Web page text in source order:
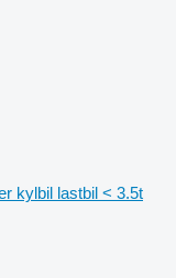
kylbil lastbil < 3.5t